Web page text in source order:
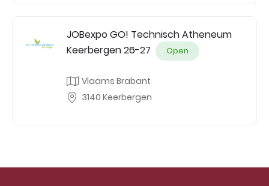
JOBexpo GO! Technisch Atheneum
Keerbergen 26-27
Open
Vlaams Brabant
3140 Keerbergen